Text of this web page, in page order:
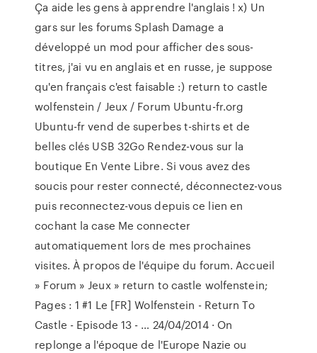
Ça aide les gens à apprendre l'anglais ! x) Un
gars sur les forums Splash Damage a
développé un mod pour afficher des sous-
titres, j'ai vu en anglais et en russe, je suppose
qu'en français c'est faisable :) return to castle
wolfenstein / Jeux / Forum Ubuntu-fr.org
Ubuntu-fr vend de superbes t-shirts et de
belles clés USB 32Go Rendez-vous sur la
boutique En Vente Libre. Si vous avez des
soucis pour rester connecté, déconnectez-vous
puis reconnectez-vous depuis ce lien en
cochant la case Me connecter
automatiquement lors de mes prochaines
visites. À propos de l'équipe du forum. Accueil
» Forum » Jeux » return to castle wolfenstein;
Pages : 1 #1 Le [FR] Wolfenstein - Return To
Castle - Episode 13 - … 24/04/2014 · On
replonge a l'époque de l'Europe Nazie ou